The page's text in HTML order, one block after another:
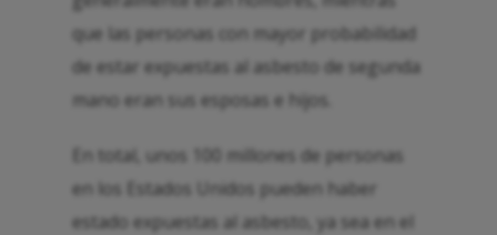
que las personas con mayor probabilidad
de estar expuestas al asbesto de segunda
mano eran sus esposas e hijos.
En total, unos 100 millones de personas
en los Estados Unidos pueden haber
estado expuestas al asbesto, ya sea en el